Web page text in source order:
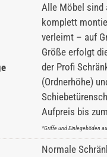
Alle Möbel sind
komplett
verleimt – auf
Größe erfolgt
der Profi
(Ordnerhöhe)
Aufpreis bis
*Griffe und Einlegeböden
Normale